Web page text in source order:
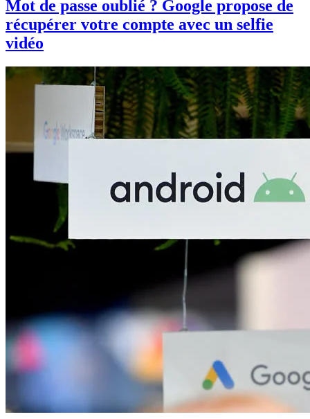
Mot de passe oublié ? Google propose de
récupérer votre compte avec un selfie
vidéo